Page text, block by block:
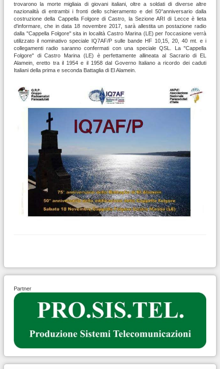
trovarono la morte migliaia di giovani italiani, oltre a soldati di diverse altre
nazionalità di entrambi i fronti dello schieramento e del 50°anniversario dalla
costruzione della Cappella Folgore di Castro, la Sezione ARI di Lecce è lieta
d'informare, che in data 18 novembre 2017, sarà allestita un postazione radio
dalla "Cappella Folgore" sita in località Castro Marina (LE) per l'occasione verrà
utilizzato il nominativo speciale IQ7AF/P sulle bande HF 10,15, 20, 40 mt. e i
collegamenti radio saranno confermati con una speciale QSL. La "Cappella
Folgore" di Castro Marina (LE) è perfettamente allineata al Sacrario di EL
Alamein, eretto tra il 1954 e il 1958 dal Governo Italiano a ricordo dei caduti
Italiani della prima e seconda Battaglia di El Alamein.
Partner